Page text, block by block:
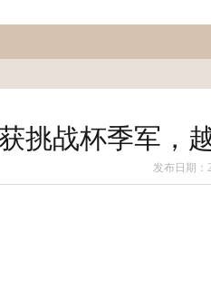
挑战杯季军，
发布日期：